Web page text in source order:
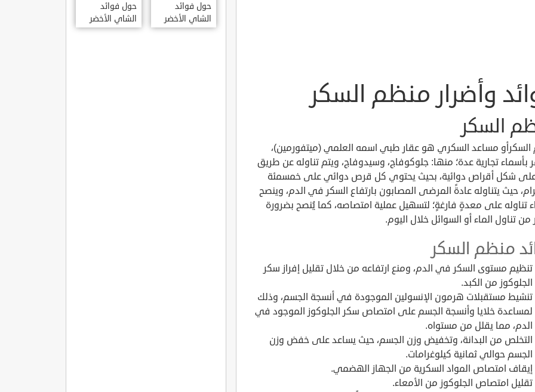
وأضرار منظم السكر
السكر
مساعد السكري هو عقار طبي اسمه العلمي (ميتفورمين)،
بأسماء تجارية عدة؛ منها: جلوكوفاج، وسيدوفاج، ويتم تناوله عن طريق
شكل أقراص دوائية، بحيث يحتوي كل قرص دوائي على خمسمئة
حيث يتناوله عادةً المرضى المصابون بارتفاع السكر في الدم، وينصح
تناوله على معدةٍ فارغةٍ؛ لتسهيل عملية امتصاصه، كما يُنصح بضرورة
من تناول الماء أو السوائل خلال اليوم.
منظم السكر
تنظيم مستوى السكر في الدم، ومنع ارتفاعه من خلال تقليل إفراز سكر
الجلوكوز من الكبد.
تنشيط مستقبلات هرمون الإنسولين الموجودة في أنسجة الجسم، وذلك
لمساعدة خلايا وأنسجة الجسم على امتصاص سكر الجلوكوز الموجود في
الدم، مما يقلل من مستواه.
التخلص من البدانة، وتخفيض وزن الجسم، حيث يساعد على خفض وزن
الجسم حوالي ثمانية كيلوغرامات.
إيقاف امتصاص المواد السكرية من الجهاز الهضمي.
تقليل امتصاص الجلوكوز من الأمعاء.
حول فوائد
الشاي الأخضر
حول فوائد
الشاي الأخضر
لعلاج التهاب